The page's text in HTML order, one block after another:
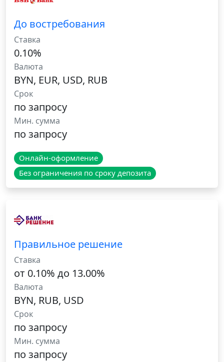
До востребования
Ставка
0.10%
Валюта
BYN, EUR, USD, RUB
Срок
по запросу
Мин. сумма
по запросу
Онлайн-оформление
Без ограничения по сроку депозита
Правильное решение
Ставка
от 0.10% до 13.00%
Валюта
BYN, RUB, USD
Срок
по запросу
Мин. сумма
по запросу